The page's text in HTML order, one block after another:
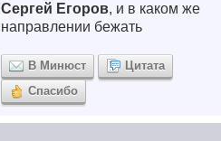
Сергей Егоров, и в каком же
направлении бежать
В Минюст
Цитата
Спасибо